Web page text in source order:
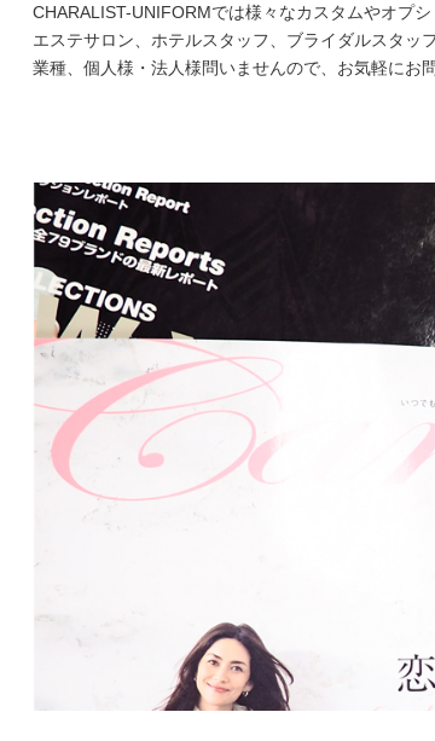
CHARALIST-UNIFORMでは様々なカスタムやオプシ
エステサロン、ホテルスタッフ、ブライダルスタッ
業種、個人様・法人様問いませんので、お気軽にお